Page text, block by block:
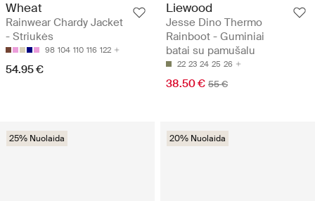
Wheat
Rainwear Chardy Jacket
- Striukės
98 104 110 116 122
54.95 €
Liewood
Jesse Dino Thermo
Rainboot - Guminiai
batai su pamušalu
22 23 24 25 26
38.50 € 55 €
25% Nuolaida 20% Nuolaida